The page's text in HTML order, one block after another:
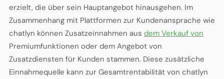
erzielt, die über sein Hauptangebot hinausgehen. Im
Zusammenhang mit Plattformen zur Kundenansprache wie
chatlyn können Zusatzeinnahmen aus dem Verkauf von
Premiumfunktionen oder dem Angebot von
Zusatzdiensten für Kunden stammen. Diese zusätzliche
Einnahmequelle kann zur Gesamtrentabilität von chatlyn